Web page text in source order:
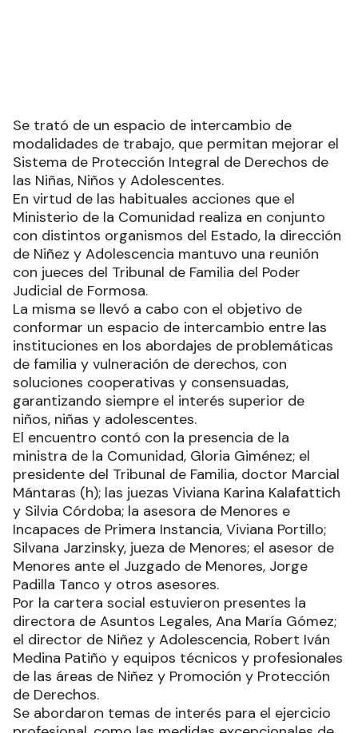
Se trató de un espacio de intercambio de
modalidades de trabajo, que permitan mejorar el
Sistema de Protección Integral de Derechos de
las Niñas, Niños y Adolescentes.
En virtud de las habituales acciones que el
Ministerio de la Comunidad realiza en conjunto
con distintos organismos del Estado, la dirección
de Niñez y Adolescencia mantuvo una reunión
con jueces del Tribunal de Familia del Poder
Judicial de Formosa.
La misma se llevó a cabo con el objetivo de
conformar un espacio de intercambio entre las
instituciones en los abordajes de problemáticas
de familia y vulneración de derechos, con
soluciones cooperativas y consensuadas,
garantizando siempre el interés superior de
niños, niñas y adolescentes.
El encuentro contó con la presencia de la
ministra de la Comunidad, Gloria Giménez; el
presidente del Tribunal de Familia, doctor Marcial
Mántaras (h); las juezas Viviana Karina Kalafattich
y Silvia Córdoba; la asesora de Menores e
Incapaces de Primera Instancia, Viviana Portillo;
Silvana Jarzinsky, jueza de Menores; el asesor de
Menores ante el Juzgado de Menores, Jorge
Padilla Tanco y otros asesores.
Por la cartera social estuvieron presentes la
directora de Asuntos Legales, Ana María Gómez;
el director de Niñez y Adolescencia, Robert Iván
Medina Patiño y equipos técnicos y profesionales
de las áreas de Niñez y Promoción y Protección
de Derechos.
Se abordaron temas de interés para el ejercicio